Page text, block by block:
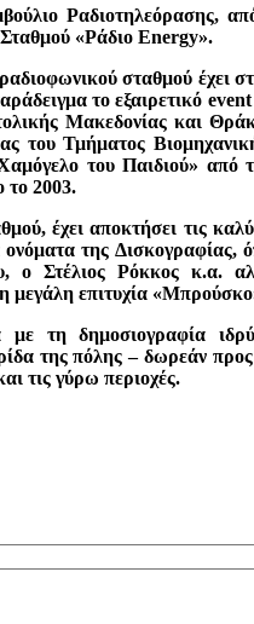
Ραδιοτηλεόρασης,
Σταθμού «Ράδιο Energy».
σταθμού έχει
το εξαιρετικό
Μακεδονίας και
του Τμήματος
του Παιδιού» από
το 2003.
έχει αποκτήσει τις
ονόματα της
ο Στέλιος Ρόκκος κ.α.
μεγάλη επιτυχία
τη δημοσιογραφία
της πόλης – δωρεάν προς
τις γύρω περιοχές.